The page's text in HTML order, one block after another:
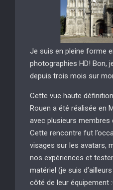
Je suis en pleine forme
photographies HD! Bon,
depuis trois mois sur
Cette vue haute
Rouen a été réalisée en
avec plusieurs membres
Cette rencontre fut
visages sur les avatars,
nos expériences et
matériel (je suis
côté de leur équipement